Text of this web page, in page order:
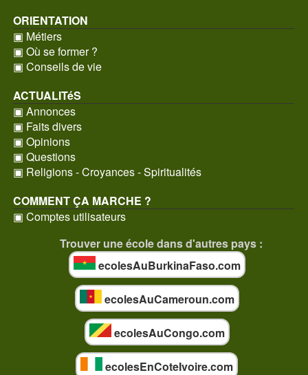
ORIENTATION
▣ Métiers
▣ Où se former ?
▣ Conseils de vie
ACTUALITéS
▣ Annonces
▣ Faits divers
▣ Opinions
▣ Questions
▣ Religions - Croyances - Spiritualités
COMMENT ÇA MARCHE ?
▣ Comptes utilisateurs
Trouver une école dans d'autres pays :
ecolesAuBurkinaFaso.com
ecolesAuCameroun.com
ecolesAuCongo.com
ecolesEnCoteIvoire.com